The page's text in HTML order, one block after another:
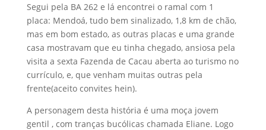
Segui pela BA 262 e lá encontrei o ramal com 1
placa: Mendoá, tudo bem sinalizado, 1,8 km de chão,
mas em bom estado, as outras placas e uma grande
casa mostravam que eu tinha chegado, ansiosa pela
visita a sexta Fazenda de Cacau aberta ao turismo no
currículo, e, que venham muitas outras pela
frente(aceito convites hein).
A personagem desta história é uma moça jovem
gentil , com tranças bucólicas chamada Eliane. Logo